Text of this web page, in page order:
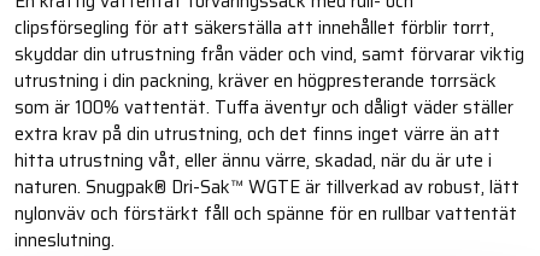
clipsförsegling för att säkerställa att innehållet förblir torrt,
skyddar din utrustning från väder och vind, samt förvarar viktig
utrustning i din packning, kräver en högpresterande torrsäck
som är 100% vattentät. Tuffa äventyr och dåligt väder ställer
extra krav på din utrustning, och det finns inget värre än att
hitta utrustning våt, eller ännu värre, skadad, när du är ute i
naturen. Snugpak® Dri-Sak™ WGTE är tillverkad av robust, lätt
nylonväv och förstärkt fåll och spänne för en rullbar vattentät
inneslutning.